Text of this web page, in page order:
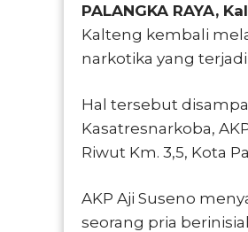
PALANGKA RAYA,
Kalteng kembali
narkotika yang
Hal tersebut
Kasatresnarkoba,
Riwut Km. 3,5, Kota
AKP Aji Suseno
seorang pria